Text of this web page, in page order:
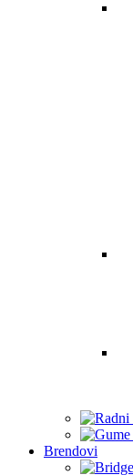
Brendovi